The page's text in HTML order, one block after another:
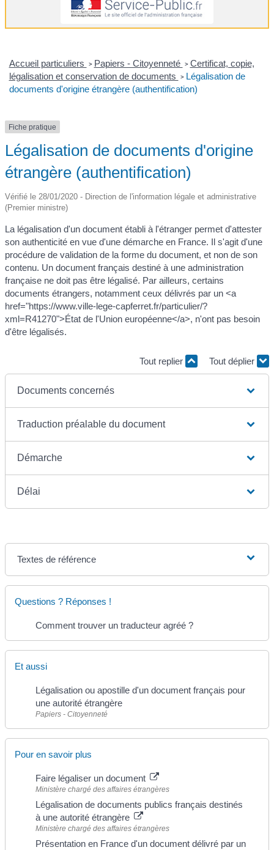
Accueil particuliers > Papiers - Citoyenneté > Certificat, copie,
légalisation et conservation de documents > Légalisation de
documents d'origine étrangère (authentification)
Fiche pratique
Légalisation de documents d'origine
étrangère (authentification)
Vérifié le 28/01/2020 - Direction de l'information légale et administrative
(Premier ministre)
La légalisation d'un document établi à l'étranger permet d'attester
son authenticité en vue d'une démarche en France. Il s'agit d'une
procédure de validation de la forme du document, et non de son
contenu. Un document français destiné à une administration
française ne doit pas être légalisé. Par ailleurs, certains
documents étrangers, notamment ceux délivrés par un <a
href="https://www.ville-lege-capferret.fr/particulier/?
xml=R41270">État de l'Union européenne</a>, n'ont pas besoin
d'être légalisés.
Tout replier Tout déplier
Documents concernés
Traduction préalable du document
Démarche
Délai
Textes de référence
Questions ? Réponses !
Comment trouver un traducteur agréé ?
Et aussi
Légalisation ou apostille d'un document français pour
une autorité étrangère
Papiers - Citoyenneté
Pour en savoir plus
Faire légaliser un document
Ministère chargé des affaires étrangères
Légalisation de documents publics français destinés
à une autorité étrangère
Ministère chargé des affaires étrangères
Présentation en France d'un document délivré par un